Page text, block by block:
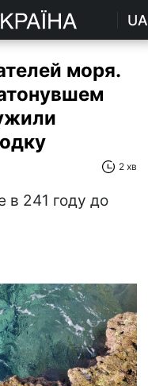
UA
моря.
2 хв
в 241 году до